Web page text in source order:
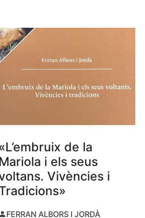
de la
Mariola i els seus
Vivències i
FERRAN ALBORS I JORDÀ